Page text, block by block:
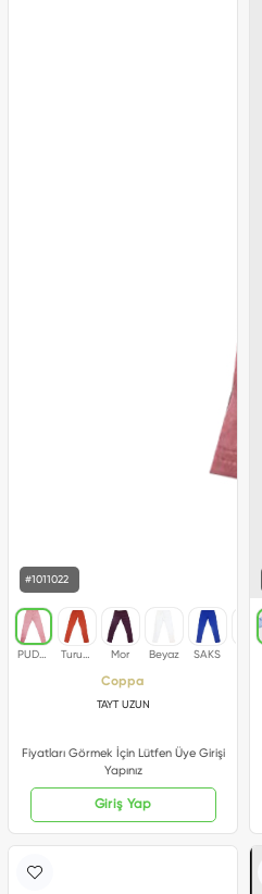
#1011022
Coppa
TAYT UZUN
Fiyatları Görmek İçin Lütfen Üye Girişi
Yapınız
Giriş Yap